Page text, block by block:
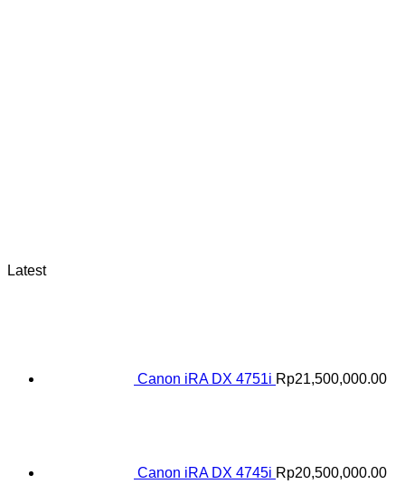
Latest
Canon iRA DX 4751i Rp21,500,000.00
Canon iRA DX 4745i Rp20,500,000.00